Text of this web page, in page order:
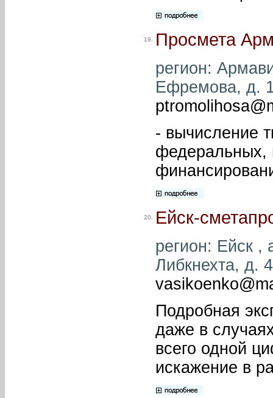
19. Просмета
регион:
Ефремова, д.
- вычисление
федеральных,
20. Ейск-
регион: Ейск ,
Либкнехта, д.
Подробная
даже в
всего одной
искажение в